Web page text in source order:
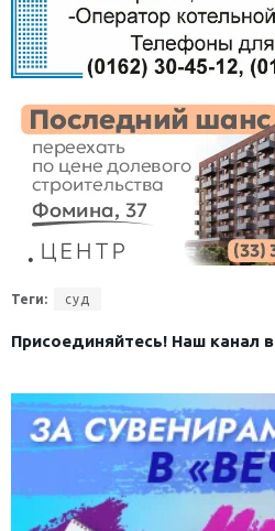
Теги: суд
Присоединяйтесь! Наш канал в